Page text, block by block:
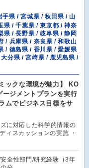
手県 / 宮城県 / 秋田県 / 山
県 / 千葉県 / 東京都 / 神奈
県 / 長野県 / 岐阜県 / 静岡
/ 兵庫県 / 奈良県 / 和歌山
/ 徳島県 / 香川県 / 愛媛県
分県 / 宮崎県 / 鹿児島県 /
ックな環境が魅力】 KO
ジメントプランを実行
ムでビジネス目標をサ
に対応した科学的情報の
ィスカッションの実施 ・
全性部門/研究経験（3年